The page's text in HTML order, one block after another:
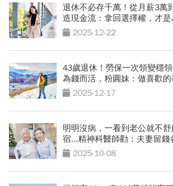
退休不必存千萬！從月薪3萬
造現金流：拿回選擇權，才
2025-12-22
43歲退休！勞保一次領變穩
為錢而活，粉圓妹：做喜歡
2025-12-17
明明沒病，一看到老公就不
宿...精神科醫師勸：夫妻留
之道」
2025-10-08